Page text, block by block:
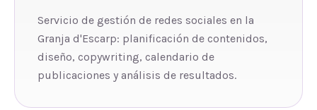
Servicio de gestión de redes sociales en la
Granja d'Escarp: planificación de contenidos,
diseño, copywriting, calendario de
publicaciones y análisis de resultados.